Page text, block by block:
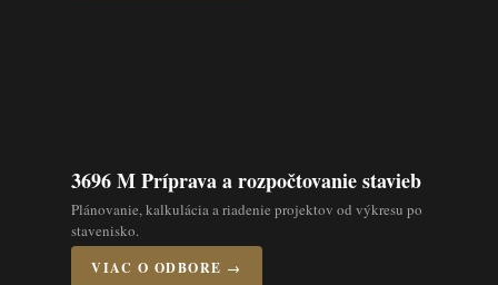
3696 M Príprava a rozpočtovanie stavieb
Plánovanie, kalkulácia a riadenie projektov od výkresu po
stavenisko.
VIAC O ODBORE →